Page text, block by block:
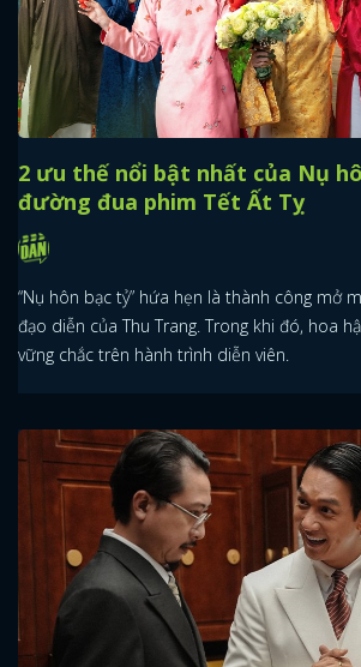
2 ưu thế nổi bật nhất của Nụ
đường đua phim Tết Ất Tỵ
“Nụ hôn bạc tỷ” hứa hẹn là thành công mở
đạo diễn của Thu Trang. Trong khi đó, hoa
vững chắc trên hành trình diễn viên.